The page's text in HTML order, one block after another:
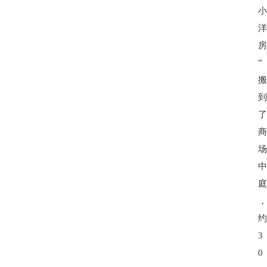
小
洋
房
”
搬
到
了
商
场
中
庭
，
约
3
0